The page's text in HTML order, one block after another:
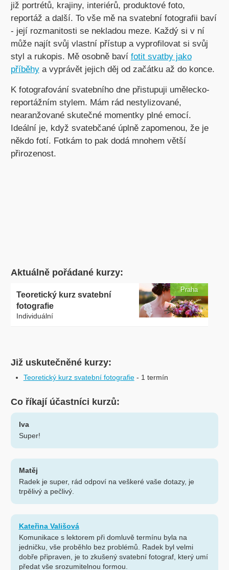
již portrétů, krajiny, interiérů, produktové foto,
reportáž a další. To vše mě na svatební fotografii baví
- její rozmanitosti se nekladou meze. Každý si v ní
může najít svůj vlastní přístup a vyprofilovat si svůj
styl a rukopis. Mě osobně baví fotit svatby jako
příběhya vyprávět jejich děj od začátku až do konce.
K fotografování svatebního dne přistupuji umělecko-
reportážním stylem. Mám rád nestylizované,
nearanžované skutečné momentky plné emocí.
Ideální je, když svatebčané úplně zapomenou, že je
někdo fotí. Fotkám to pak dodá mnohem větší
přirozenost.
Aktuálně pořádané kurzy:
Teoretický kurz svatební
fotografie
Individuální
Praha
Již uskutečněné kurzy:
Teoretický kurz svatební fotografie - 1 termín
Co říkají účastníci kurzů:
Iva
Super!
Matěj
Radek je super, rád odpoví na veškeré vaše dotazy, je
trpělivý a pečlivý.
Kateřina Vališová
Komunikace s lektorem při domluvě termínu byla na
jedničku, vše proběhlo bez problémů. Radek byl velmi
dobře připraven, je to zkušený svatební fotograf, který umí
předat vše srozumitelnou formou.